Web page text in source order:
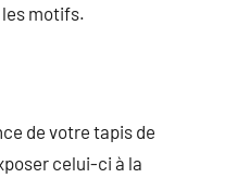
motifs.
de votre tapis de
celui-ci à la